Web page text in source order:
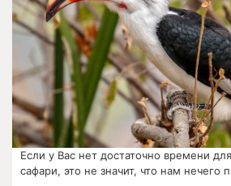
Если у Вас нет достаточно времени
сафари, это не значит, что нам нечего